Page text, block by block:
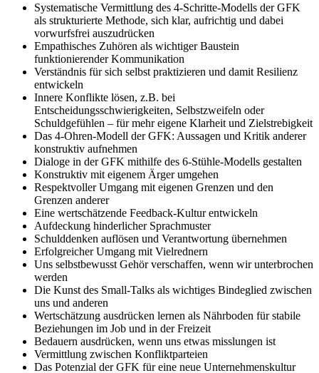
Systematische Vermittlung des 4-Schritte-Modells der GFK
als strukturierte Methode, sich klar, aufrichtig und dabei
vorwurfsfrei auszudrücken
Empathisches Zuhören als wichtiger Baustein
funktionierender Kommunikation
Verständnis für sich selbst praktizieren und damit Resilienz
entwickeln
Innere Konflikte lösen, z.B. bei
Entscheidungsschwierigkeiten, Selbstzweifeln oder
Schuldgefühlen – für mehr eigene Klarheit und Zielstrebigkeit
Das 4-Ohren-Modell der GFK: Aussagen und Kritik anderer
konstruktiv aufnehmen
Dialoge in der GFK mithilfe des 6-Stühle-Modells gestalten
Konstruktiv mit eigenem Ärger umgehen
Respektvoller Umgang mit eigenen Grenzen und den
Grenzen anderer
Eine wertschätzende Feedback-Kultur entwickeln
Aufdeckung hinderlicher Sprachmuster
Schulddenken auflösen und Verantwortung übernehmen
Erfolgreicher Umgang mit Vielrednern
Uns selbstbewusst Gehör verschaffen, wenn wir unterbrochen
werden
Die Kunst des Small-Talks als wichtiges Bindeglied zwischen
uns und anderen
Wertschätzung ausdrücken lernen als Nährboden für stabile
Beziehungen im Job und in der Freizeit
Bedauern ausdrücken, wenn uns etwas misslungen ist
Vermittlung zwischen Konfliktparteien
Das Potenzial der GFK für eine neue Unternehmenskultur